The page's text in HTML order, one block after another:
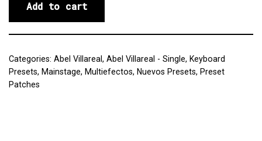
Add to cart
Categories: Abel Villareal , Abel Villareal - Single, Keyboard
Presets, Mainstage, Multiefectos, Nuevos Presets, Preset
Patches